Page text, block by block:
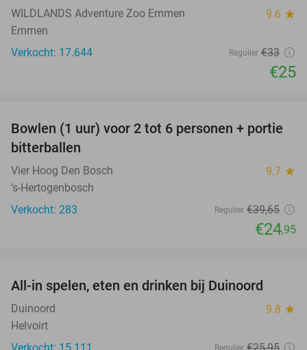
WILDLANDS Adventure Zoo Emmen 9.6 star
Emmen
Verkocht: 17.644
Regulier €33
€25
37%
Bowlen (1 uur) voor 2 tot 6 personen + portie
bitterballen
Vier Hoog Den Bosch 9.7 star
's-Hertogenbosch
Verkocht: 283
Regulier €39,65
€24,95
All-in spelen, eten en drinken bij Duinoord
Duinoord 9.8 star
Helvoirt
Regulier